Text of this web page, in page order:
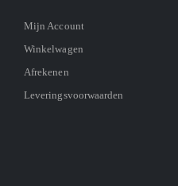
Mijn Account
Winkelwagen
Afrekenen
Leveringsvoorwaarden